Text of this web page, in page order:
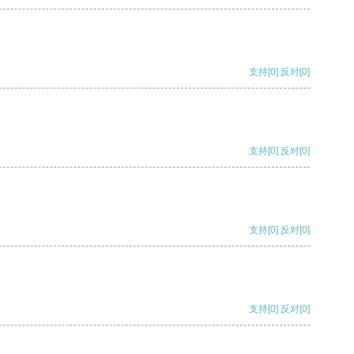
支持[0] 反对[0]
支持[0] 反对[0]
支持[0] 反对[0]
支持[0] 反对[0]